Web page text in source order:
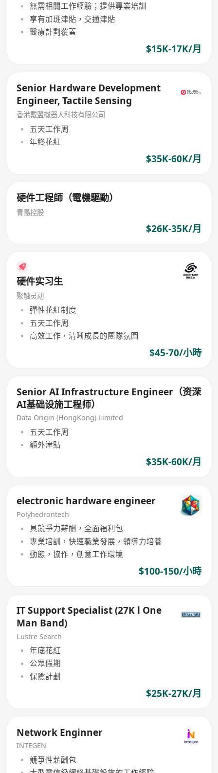
無需相關工作經驗；提供專業培訓
享有加班津貼，交通津貼
醫療計劃覆蓋
$15K-17K/月
Senior Hardware Development
Engineer, Tactile Sensing
香港戴盟機器人科技有限公司
五天工作周
年終花紅
$35K-60K/月
硬件工程師（電機驅動）
青島控股
$26K-35K/月
硬件实习生
聚触灵动
彈性花紅制度
五天工作周
高效工作，清晰成長的團隊氛圍
$45-70/小時
Senior AI Infrastructure Engineer（资深
AI基础设施工程师）
Data Origin (HongKong) Limited
五天工作周
額外津貼
$35K-60K/月
electronic hardware engineer
Polyhedrontech
具競爭力薪酬，全面福利包
專業培訓，快速職業發展，領導力培養
動態，協作，創意工作環境
$100-150/小時
IT Support Specialist (27K l One
Man Band)
Lustre Search
年底花紅
公眾假期
保險計劃
$25K-27K/月
Network Enginner
INTEGEN
競爭性薪酬包